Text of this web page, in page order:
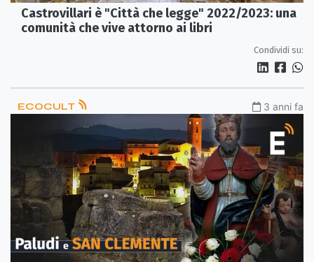
Castrovillari è "Città che legge" 2022/2023: una
comunità che vive attorno ai libri
Condividi su:
ECOCULT 3 anni fa